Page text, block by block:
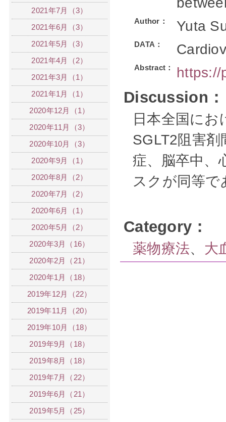
Author： Yuta
DATA：
Abstract： https://
Discussion：
日本全国に
SGLT2阻害
症、脳卒中、
スクが同等
Category：
薬物療法、 大
2021年7月（3）
2021年6月（3）
2021年5月（3）
2021年4月（2）
2021年3月（1）
2021年1月（1）
2020年12月（1）
2020年11月（3）
2020年10月（3）
2020年9月（1）
2020年8月（2）
2020年7月（2）
2020年6月（1）
2020年5月（2）
2020年3月（16）
2020年2月（21）
2020年1月（18）
2019年12月（22）
2019年11月（20）
2019年10月（18）
2019年9月（18）
2019年8月（18）
2019年7月（22）
2019年6月（21）
2019年5月（25）